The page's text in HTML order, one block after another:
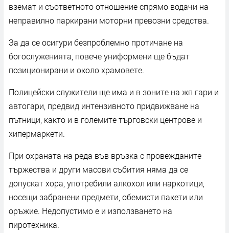
вземат и съответното отношение спрямо водачи на
неправилно паркирани моторни превозни средства.
За да се осигури безпроблемно протичане на
богослуженията, повече униформени ще бъдат
позиционирани и около храмовете.
Полицейски служители ще има и в зоните на жп гари и
автогари, предвид интензивното придвижване на
пътници, както и в големите търговски центрове и
хипермаркети.
При охраната на реда във връзка с провежданите
тържества и други масови събития няма да се
допускат хора, употребили алкохол или наркотици,
носещи забранени предмети, обемисти пакети или
оръжие. Недопустимо е и използването на
пиротехника.